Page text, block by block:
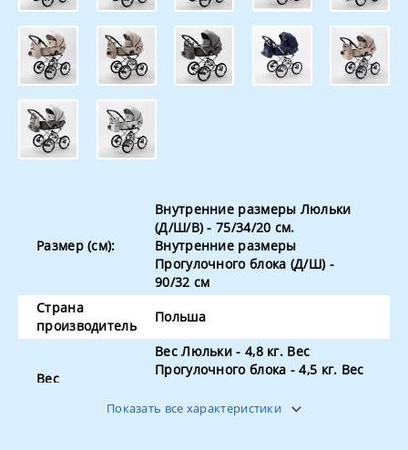
Размер (см):
Внутренние размеры Люльки
(Д/Ш/В) - 75/34/20 см.
Внутренние размеры
Прогулочного блока (Д/Ш) -
90/32 см
Страна
производитель
Польша
Вес
Вес Люльки - 4,8 кг. Вес
Прогулочного блока - 4,5 кг. Вес
кг.
Показать все характеристики